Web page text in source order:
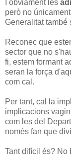
I òbviament les
però no
Generalitat també
Reconec que
sector que no
fi, estem formant
seran la força
com cal.
Per tant, cal la
implicacions
com les del
només fan que
Tant difícil és? No